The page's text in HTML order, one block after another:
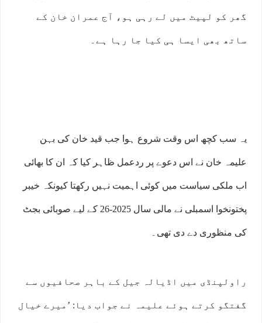
گھر کو لپیٹ میں لے رہی ہو، آج عمران خان کے
ساتھ بھی ایسا ہی کیا جا رہا ہے۔
یہ سب کچھ اس وقت شروع ہوا جب قید خان کی بہن
علیمہ خان نے اس دعوے پر ردعمل ظاہر کیا کہ ان کا بھائی
اب ملکی سیاست میں کوئی اہمیت نہیں رکھتا کیونکہ خیبر
پختونخوا اسمبلی نے مالی سال 2025-26 کے لیے صوبائی بجٹ
کی منظوری دے دی تھی۔
راولپنڈی میں اڈیالہ جیل کے باہر صحافیوں سے
گفتگو کرتے ہوئے علیمہ نے جواب دیا: ’میرے خیال